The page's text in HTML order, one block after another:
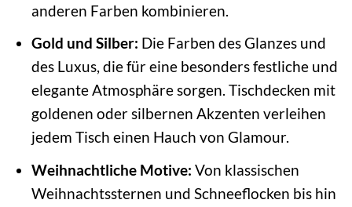
anderen Farben kombinieren.
Gold und Silber: Die Farben des Glanzes und
des Luxus, die für eine besonders festliche und
elegante Atmosphäre sorgen. Tischdecken mit
goldenen oder silbernen Akzenten verleihen
jedem Tisch einen Hauch von Glamour.
Weihnachtliche Motive: Von klassischen
Weihnachtssternen und Schneeflocken bis hin